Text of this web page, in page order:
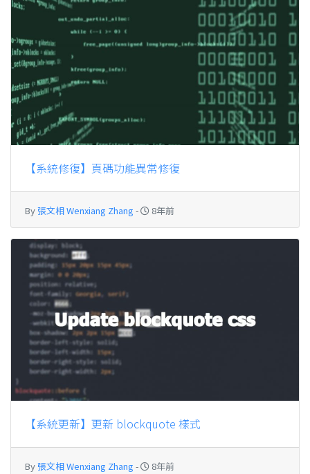
【系統修復】頁碼功能異常修復
By張文相 Wenxiang Zhang - 8年前
【系統更新】更新 blockquote 樣式
By張文相 Wenxiang Zhang - 8年前